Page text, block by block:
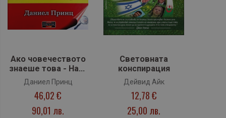
Ако човечеството
знаеше това - Най-
големите
разкрития на
всички времена
Даниел Принц
46,02 €
90,01 лв.
Световната
конспирация
Дейвид Айк
12,78 €
25,00 лв.